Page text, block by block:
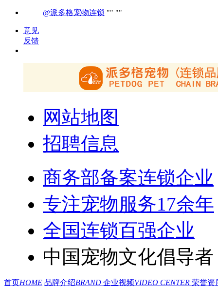
@派多格宠物连锁
意见
反馈
网站地图
招聘信息
商务部备案连锁企业
专注宠物服务17余年
全国连锁百强企业
中国宠物文化倡导者
首页HOME 品牌介绍BRAND 企业视频VIDEO CENTER 荣誉资